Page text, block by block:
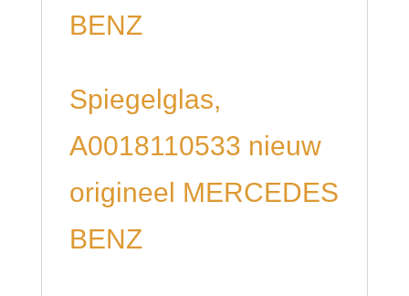
BENZ
Spiegelglas,
A0018110533 nieuw
origineel MERCEDES
BENZ